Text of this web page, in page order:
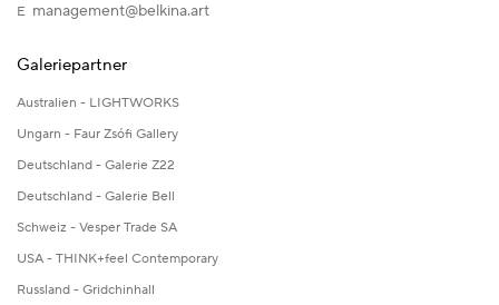
E management@belkina.art
Galeriepartner
Australien - LIGHTWORKS
Ungarn - Faur Zsófi Gallery
Deutschland - Galerie Z22
Deutschland - Galerie Bell
Schweiz - Vesper Trade SA
USA - THINK+feel Contemporary
Russland - Gridchinhall